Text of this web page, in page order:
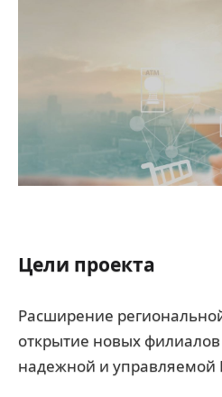
Цели проекта
Расширение
открытие новых
надежной и управляемой